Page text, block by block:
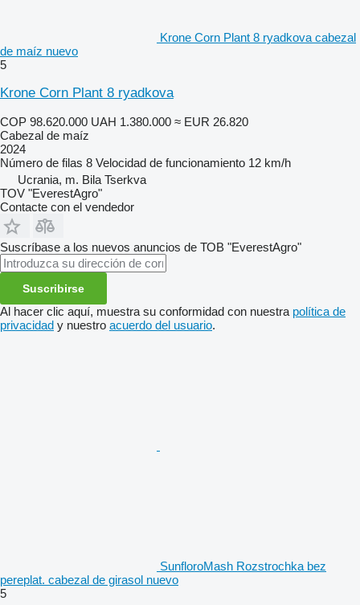
Krone Corn Plant 8 ryadkova cabezal
de maíz nuevo
5
Krone Corn Plant 8 ryadkova
COP 98.620.000 UAH 1.380.000 ≈ EUR 26.820
Cabezal de maíz
2024
Número de filas 8 Velocidad de funcionamiento 12 km/h
Ucrania, m. Bila Tserkva
TOV "EverestAgro"
Contacte con el vendedor
Suscríbase a los nuevos anuncios de ТОВ "EverestAgro"
Suscribirse
Al hacer clic aquí, muestra su conformidad con nuestra política de
privacidad y nuestro acuerdo del usuario.
SunfloroMash Rozstrochka bez
pereplat. cabezal de girasol nuevo
5